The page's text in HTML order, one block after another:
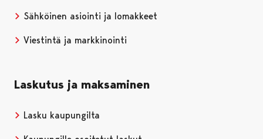
Sähköinen asiointi ja lomakkeet
Viestintä ja markkinointi
Laskutus ja maksaminen
Lasku kaupungilta